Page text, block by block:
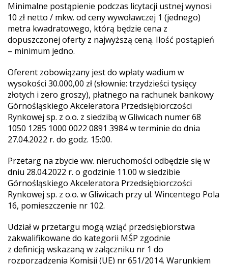
Minimalne postąpienie podczas licytacji ustnej wynosi
10 zł netto / mkw. od ceny wywoławczej 1 (jednego)
metra kwadratowego, którą będzie cena z
dopuszczonej oferty z najwyższą ceną. Ilość postąpień
– minimum jedno.
Oferent zobowiązany jest do wpłaty wadium w
wysokości 30.000,00 zł (słownie: trzydzieści tysięcy
złotych i zero groszy), płatnego na rachunek bankowy
Górnośląskiego Akceleratora Przedsiębiorczości
Rynkowej sp. z o.o. z siedzibą w Gliwicach numer 68
1050 1285 1000 0022 0891 3984 w terminie do dnia
27.04.2022 r. do godz. 15:00.
Przetarg na zbycie ww. nieruchomości odbędzie się w
dniu 28.04.2022 r. o godzinie 11.00 w siedzibie
Górnośląskiego Akceleratora Przedsiębiorczości
Rynkowej sp. z o.o. w Gliwicach przy ul. Wincentego Pola
16, pomieszczenie nr 102.
Udział w przetargu mogą wziąć przedsiębiorstwa
zakwalifikowane do kategorii MŚP zgodnie
z definicją wskazaną w załączniku nr 1 do
rozporządzenia Komisji (UE) nr 651/2014. Warunkiem